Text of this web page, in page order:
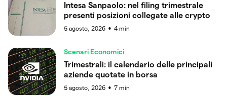
Intesa Sanpaolo: nel filing trimestrale
presenti posizioni collegate alle crypto
5 agosto, 2026 ● 4 min
Scenari Economici
Trimestrali: il calendario delle principali
aziende quotate in borsa
5 agosto, 2026 ● 7 min